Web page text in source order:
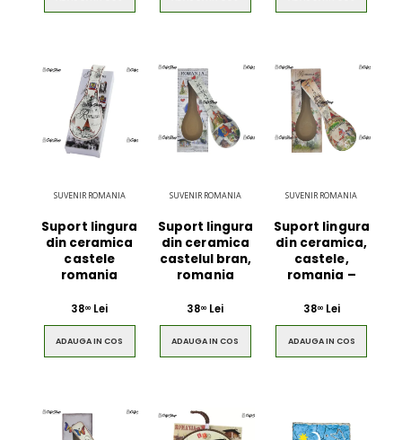
SUVENIR ROMANIA
Suport lingura
din ceramica
castele
romania
3800 Lei
ADAUGA IN COS
SUVENIR ROMANIA
Suport lingura
din ceramica
castelul bran,
romania
3800 Lei
ADAUGA IN COS
SUVENIR ROMANIA
Suport lingura
din ceramica,
castele,
romania –
3800Lei
ADAUGA IN COS